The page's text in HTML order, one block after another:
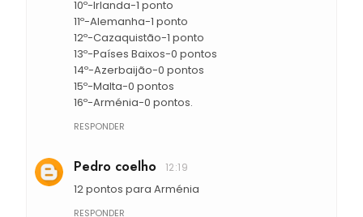
10º-Irlanda-1 ponto
11º-Alemanha-1 ponto
12º-Cazaquistão-1 ponto
13º-Países Baixos-0 pontos
14º-Azerbaijão-0 pontos
15º-Malta-0 pontos
16º-Arménia-0 pontos.
RESPONDER
Pedro coelho 12:19
12 pontos para Arménia
RESPONDER